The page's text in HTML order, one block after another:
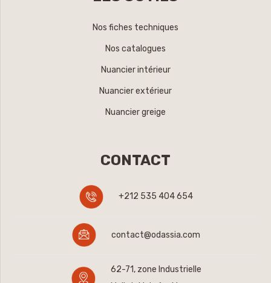
Nos fiches techniques
Nos catalogues
Nuancier intérieur
Nuancier extérieur
Nuancier greige
CONTACT
+212 535 404 654
contact@odassia.com
62-71, zone Industrielle